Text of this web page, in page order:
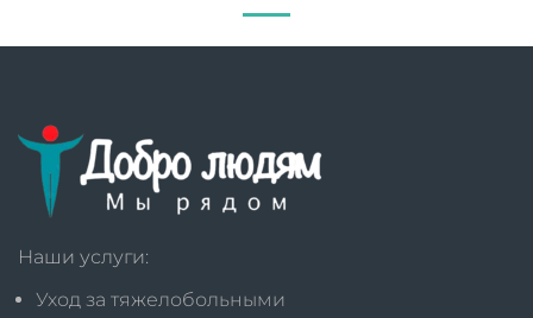
Наши услуги:
Уход за тяжелобольными